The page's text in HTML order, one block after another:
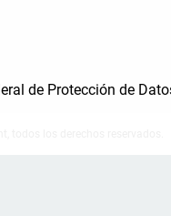
de Protección de